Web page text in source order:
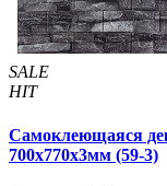
SALE
HIT
Самоклеющаяся
700x770x3мм (59-3)